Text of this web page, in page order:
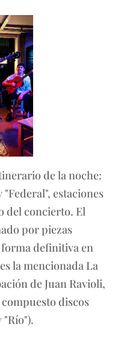
de la noche:
"Federal", estaciones
del concierto. El
por piezas
definitiva en
la mencionada La
de Juan Ravioli,
discos
"Río").